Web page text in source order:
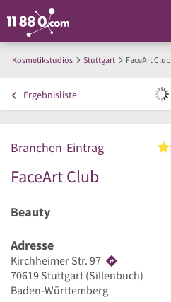
Kosmetikstudios Stuttgart FaceArt Club
Ergebnisliste
Branchen-Eintrag
FaceArt Club
Beauty
Adresse
Kirchheimer Str. 97
70619 Stuttgart (Sillenbuch)
Baden-Württemberg